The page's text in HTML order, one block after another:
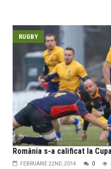
RUGBY
România s-a calificat la
FEBRUARIE 22ND, 2014 0